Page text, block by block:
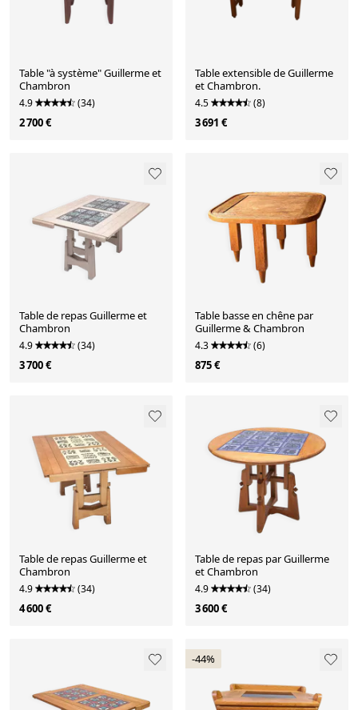
Table "à système" Guillerme et
Chambron
4.9 (34)
2 700 €
Table extensible de Guillerme
et Chambron.
4.5 (8)
3 691 €
Table de repas Guillerme et
Chambron
4.9 (34)
3 700 €
Table basse en chêne par
Guillerme & Chambron
4.3 (6)
875 €
Table de repas Guillerme et
Chambron
4.9 (34)
4 600 €
Table de repas par Guillerme
et Chambron
4.9 (34)
3 600 €
-44%